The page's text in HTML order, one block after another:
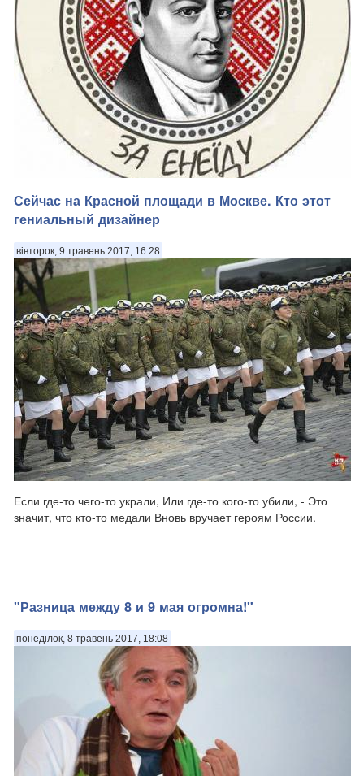
Всюди зрада, але нам своє робить! Не за владу – йдем
Вітчизну боронить. Прапори догори! Не задля нагород —
Встаю за свій народ...
Сейчас на Красной площади в Москве. Кто этот
гениальный дизайнер
вівторок, 9 травень 2017, 16:28
Если где-то чего-то украли, Или где-то кого-то убили, - Это
значит, что кто-то медали Вновь вручает героям России.
"Разница между 8 и 9 мая огромна!"
понеділок, 8 травень 2017, 18:08